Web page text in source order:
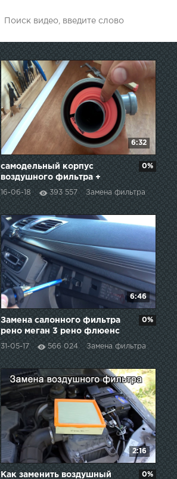
6:32
самодельный корпус
воздушного фильтра +
ништяк в машину
16-06-18 393 557 Замена фильтра
0%
6:46
Замена салонного фильтра
рено меган 3 рено флюенс
31-05-17 566 024 Замена фильтра
0%
2:16
Как заменить воздушный
0%